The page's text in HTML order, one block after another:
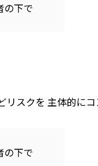
の下で
リスクを 主体的にコ
の下で